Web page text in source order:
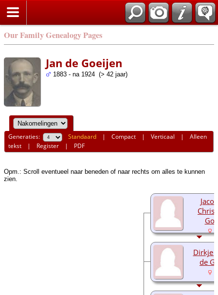
Our Family Genealogy Pages
Jan de Goeijen
1883 - na 1924 (> 42 jaar)
Generaties: Standaard |Compact |Verticaal |Alleen
tekst | Register | PDF
Opm.: Scroll eventueel naar beneden of naar rechts om alles te kunnen
zien.
Dirkje
de